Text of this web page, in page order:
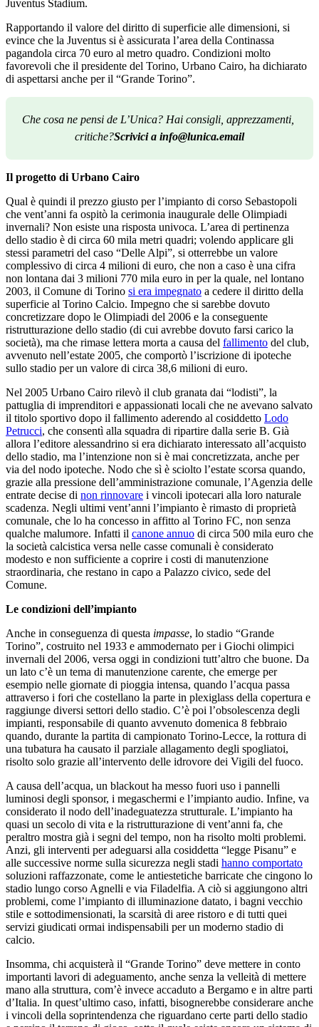
Juventus Stadium.
Rapportando il valore del diritto di superficie alle dimensioni, si
evince che la Juventus si è assicurata l’area della Continassa
pagandola circa 70 euro al metro quadro. Condizioni molto
favorevoli che il presidente del Torino, Urbano Cairo, ha dichiarato
di aspettarsi anche per il “Grande Torino”.
Che cosa ne pensi de L’Unica? Hai consigli, apprezzamenti,
critiche?Scrivici a info@lunica.email
Il progetto di Urbano Cairo
Qual è quindi il prezzo giusto per l’impianto di corso Sebastopoli
che vent’anni fa ospitò la cerimonia inaugurale delle Olimpiadi
invernali? Non esiste una risposta univoca. L’area di pertinenza
dello stadio è di circa 60 mila metri quadri; volendo applicare gli
stessi parametri del caso “Delle Alpi”, si otterrebbe un valore
complessivo di circa 4 milioni di euro, che non a caso è una cifra
non lontana dai 3 milioni 770 mila euro in per la quale, nel lontano
2003, il Comune di Torino si era impegnato a cedere il diritto della
superficie al Torino Calcio. Impegno che si sarebbe dovuto
concretizzare dopo le Olimpiadi del 2006 e la conseguente
ristrutturazione dello stadio (di cui avrebbe dovuto farsi carico la
società), ma che rimase lettera morta a causa del fallimento del club,
avvenuto nell’estate 2005, che comportò l’iscrizione di ipoteche
sullo stadio per un valore di circa 38,6 milioni di euro.
Nel 2005 Urbano Cairo rilevò il club granata dai “lodisti”, la
pattuglia di imprenditori e appassionati locali che ne avevano salvato
il titolo sportivo dopo il fallimento aderendo al cosiddetto Lodo
Petrucci, che consentì alla squadra di ripartire dalla serie B. Già
allora l’editore alessandrino si era dichiarato interessato all’acquisto
dello stadio, ma l’intenzione non si è mai concretizzata, anche per
via del nodo ipoteche. Nodo che sì è sciolto l’estate scorsa quando,
grazie alla pressione dell’amministrazione comunale, l’Agenzia delle
entrate decise di non rinnovare i vincoli ipotecari alla loro naturale
scadenza. Negli ultimi vent’anni l’impianto è rimasto di proprietà
comunale, che lo ha concesso in affitto al Torino FC, non senza
qualche malumore. Infatti il canone annuo di circa 500 mila euro che
la società calcistica versa nelle casse comunali è considerato
modesto e non sufficiente a coprire i costi di manutenzione
straordinaria, che restano in capo a Palazzo civico, sede del
Comune.
Le condizioni dell’impianto
Anche in conseguenza di questa impasse, lo stadio “Grande
Torino”, costruito nel 1933 e ammodernato per i Giochi olimpici
invernali del 2006, versa oggi in condizioni tutt’altro che buone. Da
un lato c’è un tema di manutenzione carente, che emerge per
esempio nelle giornate di pioggia intensa, quando l’acqua passa
attraverso i fori che costellano la parte in plexiglass della copertura e
raggiunge diversi settori dello stadio. C’è poi l’obsolescenza degli
impianti, responsabile di quanto avvenuto domenica 8 febbraio
quando, durante la partita di campionato Torino-Lecce, la rottura di
una tubatura ha causato il parziale allagamento degli spogliatoi,
risolto solo grazie all’intervento delle idrovore dei Vigili del fuoco.
A causa dell’acqua, un blackout ha messo fuori uso i pannelli
luminosi degli sponsor, i megaschermi e l’impianto audio. Infine, va
considerato il nodo dell’inadeguatezza strutturale. L’impianto ha
quasi un secolo di vita e la ristrutturazione di vent’anni fa, che
peraltro mostra già i segni del tempo, non ha risolto molti problemi.
Anzi, gli interventi per adeguarsi alla cosiddetta “legge Pisanu” e
alle successive norme sulla sicurezza negli stadi hanno comportato
soluzioni raffazzonate, come le antiestetiche barricate che cingono lo
stadio lungo corso Agnelli e via Filadelfia. A ciò si aggiungono altri
problemi, come l’impianto di illuminazione datato, i bagni vecchio
stile e sottodimensionati, la scarsità di aree ristoro e di tutti quei
servizi giudicati ormai indispensabili per un moderno stadio di
calcio.
Insomma, chi acquisterà il “Grande Torino” deve mettere in conto
importanti lavori di adeguamento, anche senza la velleità di mettere
mano alla struttura, com’è invece accaduto a Bergamo e in altre parti
d’Italia. In quest’ultimo caso, infatti, bisognerebbe considerare anche
i vincoli della soprintendenza che riguardano certe parti dello stadio